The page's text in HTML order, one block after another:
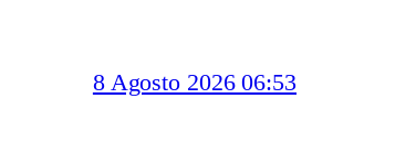
8 Agosto 2026 06:53